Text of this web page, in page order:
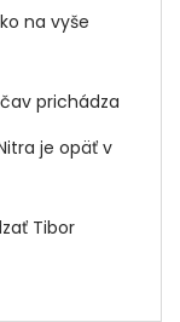
na vyše
prichádza
je opäť v
Tibor